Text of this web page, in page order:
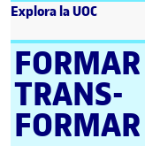
Explora la UOC
FORMAR
TRANS­
FORMAR